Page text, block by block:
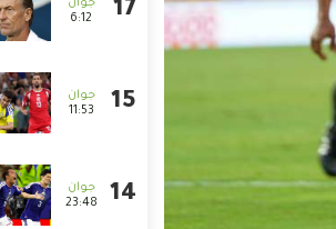
6:12
11:53
23:48